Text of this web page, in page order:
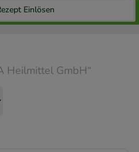
Einlösen
Heilmittel GmbH“